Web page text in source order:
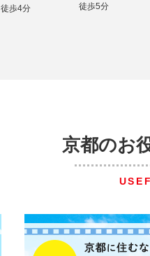
徒歩4分
徒歩5分
京都のお